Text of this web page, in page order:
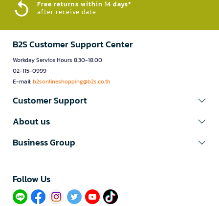
Free returns within 14 days*
after receive date
B2S Customer Support Center
Workday Service Hours 8.30-18.00
02-115-0999
E-mail:b2sonlineshopping@b2s.co.th
Customer Support
About us
Business Group
Follow Us​